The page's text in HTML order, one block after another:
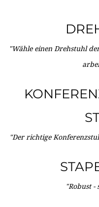
"Wähle einen Drehstuhl
"Der richtige
"Robust